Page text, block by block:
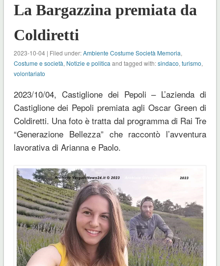
La Bargazzina premiata da
Coldiretti
2023-10-04 | Filed under:Ambiente Costume Società Memoria,
Costume e società, Notizie e politica and tagged with:sindaco, turismo,
volontariato
2023/10/04, Castiglione dei Pepoli – L’azienda di
Castiglione dei Pepoli premiata agli Oscar Green di
Coldiretti. Una foto è tratta dal programma di Rai Tre
“Generazione Bellezza” che raccontò l’avventura
lavorativa di Arianna e Paolo.